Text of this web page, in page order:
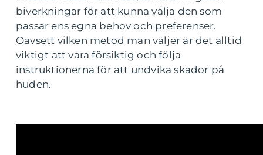
biverkningar för att kunna välja den som
passar ens egna behov och preferenser.
Oavsett vilken metod man väljer är det alltid
viktigt att vara försiktig och följa
instruktionerna för att undvika skador på
huden.